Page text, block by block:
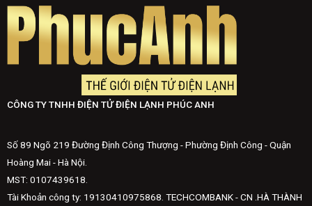
CÔNG TY TNHH ĐIỆN TỬ ĐIỆN LẠNH PHÚC ANH
Số 89 Ngõ 219 Đường Định Công Thượng - Phường Định Công - Quận
Hoàng Mai - Hà Nội.
MST: 0107439618.
Tài Khoản công ty: 19130410975868. TECHCOMBANK - CN .HÀ THÀNH